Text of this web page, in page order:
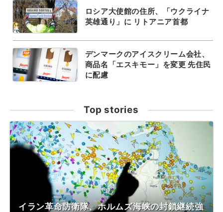
ロシア大使館の住所、「ウクライナ
英雄通り」に リトアニア首都
デンマークのアイスクリーム会社、
商品名「エスキモー」を変更 先住民
に配慮
Top stories
イラン革命防衛隊、ホルムズ海峡の封鎖継続強